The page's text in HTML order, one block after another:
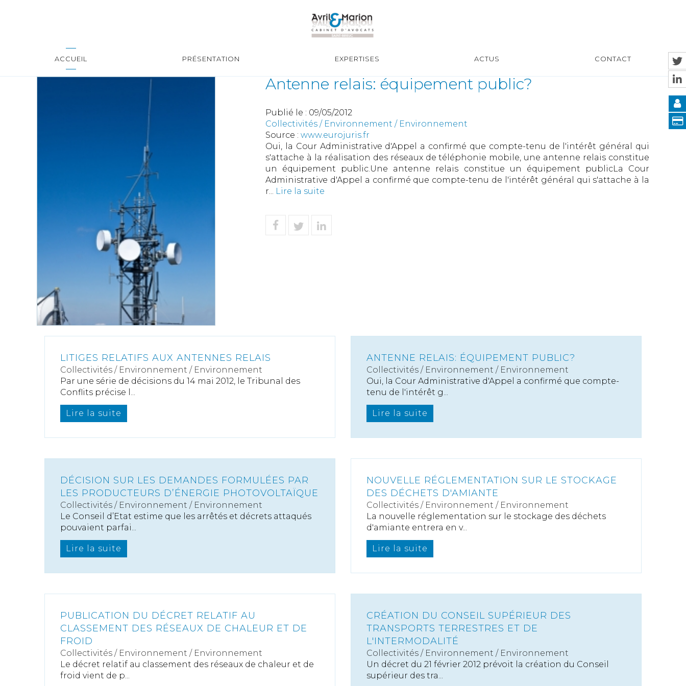
ACCUEIL PRÉSENTATION EXPERTISES ACTUS CONTACT
Antenne relais: équipement public?
Publié le : 09/05/2012
Collectivités / Environnement / Environnement
Source : www.eurojuris.fr
Oui, la Cour Administrative d'Appel a confirmé que compte-tenu de l'intérêt général qui
s'attache à la réalisation des réseaux de téléphonie mobile, une antenne relais constitue
un équipement public.Une antenne relais constitue un équipement publicLa Cour
Administrative d'Appel a confirmé que compte-tenu de l'intérêt général qui s'attache à la
r... Lire la suite
LITIGES RELATIFS AUX ANTENNES RELAIS
Collectivités / Environnement / Environnement
Par une série de décisions du 14 mai 2012, le Tribunal des
Conflits précise l...
Lire la suite
ANTENNE RELAIS: ÉQUIPEMENT PUBLIC?
Collectivités / Environnement / Environnement
Oui, la Cour Administrative d'Appel a confirmé que compte-
tenu de l'intérêt g...
Lire la suite
DÉCISION SUR LES DEMANDES FORMULÉES PAR
LES PRODUCTEURS D’ÉNERGIE PHOTOVOLTAÏQUE
Collectivités / Environnement / Environnement
Le Conseil d’Etat estime que les arrêtés et décrets attaqués
pouvaient parfai...
Lire la suite
NOUVELLE RÉGLEMENTATION SUR LE STOCKAGE
DES DÉCHETS D'AMIANTE
Collectivités / Environnement / Environnement
La nouvelle réglementation sur le stockage des déchets
d'amiante entrera en v...
Lire la suite
PUBLICATION DU DÉCRET RELATIF AU
CLASSEMENT DES RÉSEAUX DE CHALEUR ET DE
FROID
Collectivités / Environnement / Environnement
Le décret relatif au classement des réseaux de chaleur et de
froid vient de p...
CRÉATION DU CONSEIL SUPÉRIEUR DES
TRANSPORTS TERRESTRES ET DE
L'INTERMODALITÉ
Collectivités / Environnement / Environnement
Un décret du 21 février 2012 prévoit la création du Conseil
supérieur des tra...